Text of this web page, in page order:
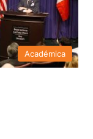
Académica